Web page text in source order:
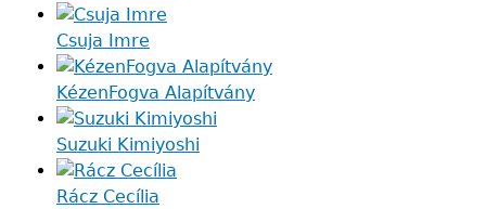
Csuja Imre
KézenFogva Alapítvány
Suzuki Kimiyoshi
Rácz Cecília